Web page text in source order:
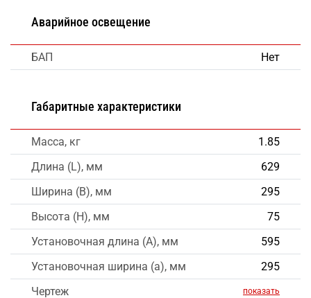
Аварийное освещение
БАП Нет
Габаритные характеристики
Масса, кг
1.85
Длина (L), мм
629
Ширина (B), мм
295
Высота (H), мм
75
Установочная длина (A), мм
595
Установочная ширина (a), мм
295
Чертеж
показать